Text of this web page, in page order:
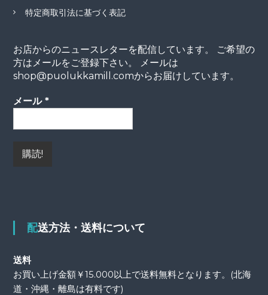
ン
特定商取引法に基づく表記
お店からのニュースレターを配信しています。 ご希望の
方はメールをご登録下さい。 メールは
shop@puolukkamill.comからお届けしています。
メール *
配送方法・送料について
送料
お買い上げ金額￥15.000以上で送料無料となります。(北海
道・沖縄・離島は有料です)